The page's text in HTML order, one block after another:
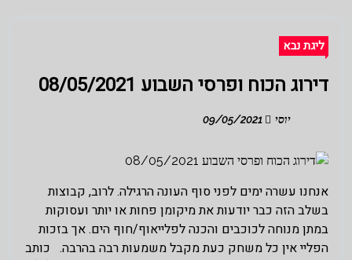
ליגת נבא
דירוג הכוח ופרסי השבוע 08/05/2021
יוסי
אנחנו עשרה ימים לפני סוף העונה הרגילה. לרוב, קבוצות
בשלב הזה כבר יודעות את מיקומן פחות או יותר ועסוקות
במתן מנוחה לכוכבים והכנה לפלייאוף/חוף הים. אך בזכות
הפליי אין כל משחק כעת מקבל משמעות רבה בהרבה. כותב